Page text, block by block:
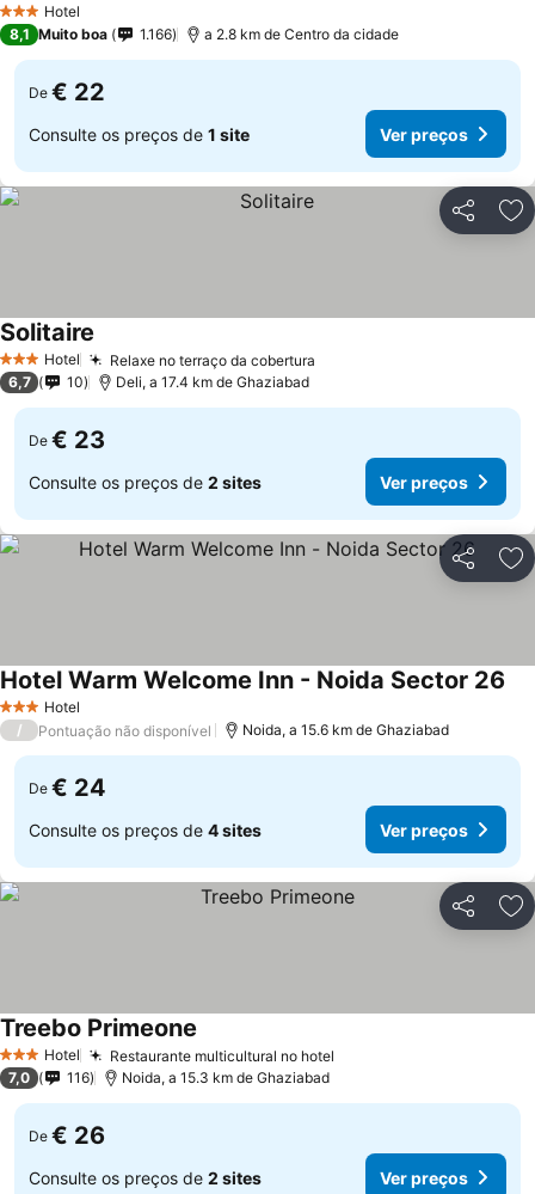
3 EstrelasHotel
8,1 Muito boa 1.166 a 2.8 km de Centro da cidade
De € 22
Consulte os preços de 1 site Ver preços
Partilhar
3 EstrelasHotel Relaxe no terraço da cobertura
Solitaire
6,7 10 Deli, a 17.4 km de Ghaziabad
De € 23
Consulte os preços de 2 sites Ver preços
Partilhar
3 EstrelasHotel
Hotel Warm Welcome Inn - Noida Sector 26
/ Pontuação não disponível Noida, a 15.6 km de Ghaziabad
De € 24
Consulte os preços de 4 sites Ver preços
Partilhar
3 EstrelasHotel Restaurante multicultural no hotel
Treebo Primeone
7,0 116 Noida, a 15.3 km de Ghaziabad
De € 26
Consulte os preços de 2 sites Ver preços